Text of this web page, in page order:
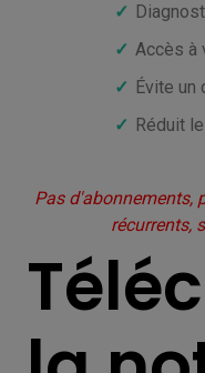
✓
✓ Accès à
✓ Évite un
✓ Réduit
Pas d'abonnements,
récurrents,